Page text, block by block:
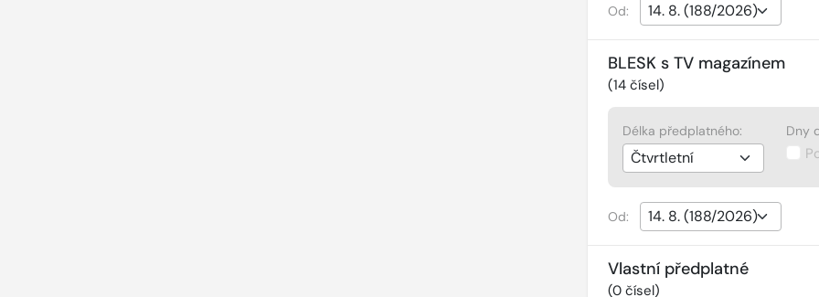
Od:
BLESK s TV magazínem
(14čísel)
Délka předplatného: Dny
Od:
Vlastní předplatné
(0čísel)